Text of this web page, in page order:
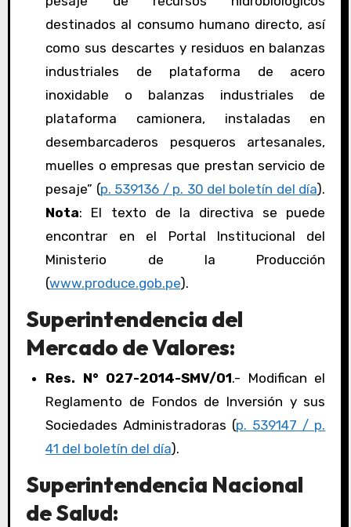
destinados al consumo humano directo, así
como sus descartes y residuos en balanzas
industriales de plataforma de acero
inoxidable o balanzas industriales de
plataforma camionera, instaladas en
desembarcaderos pesqueros artesanales,
muelles o empresas que prestan servicio de
pesaje” (p. 539136 / p. 30 del boletín del día).
Nota: El texto de la directiva se puede
encontrar en el Portal Institucional del
Ministerio de la Producción
(www.produce.gob.pe).
Superintendencia del
Mercado de Valores:
Res. N° 027-2014-SMV/01.- Modifican el
Reglamento de Fondos de Inversión y sus
Sociedades Administradoras (p. 539147 / p.
41 del boletín del día).
Superintendencia Nacional
de Salud: